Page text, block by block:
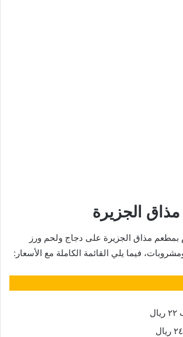
الجزيرة
بمطعم مذاق الجزيرة على دجاج ولحم ورز
فيما يلي القائمة الكاملة مع الأسعار: